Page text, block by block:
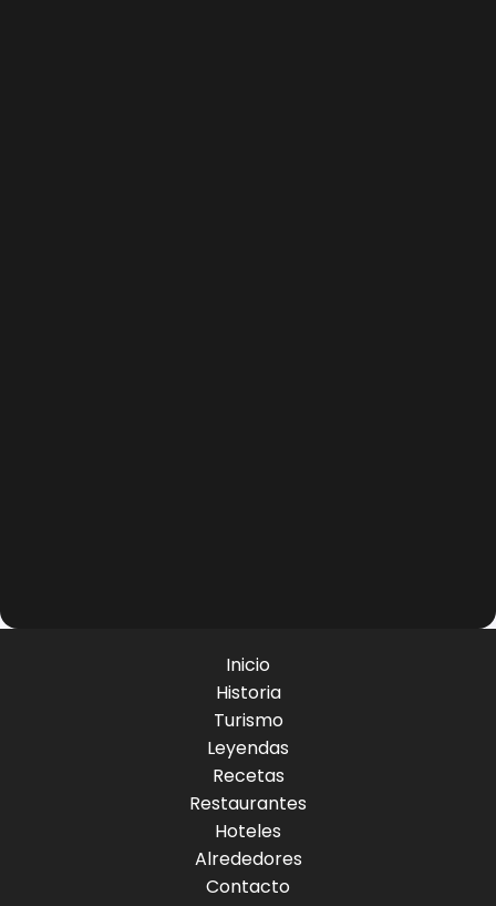
Inicio
Historia
Turismo
Leyendas
Recetas
Restaurantes
Hoteles
Alrededores
Contacto